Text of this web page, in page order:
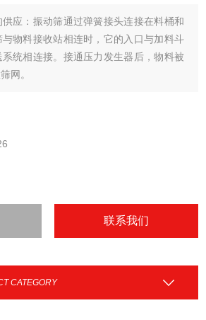
供应：振动筛通过弹簧接头连接在料桶和
物料接收站相连时，它的入口与加料斗
统相连接。接通压力发生器后，物料被
网。
联系我们
CATEGORY